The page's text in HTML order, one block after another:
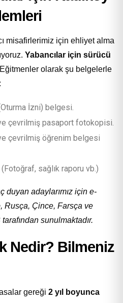
misafirlerimiz için ehliyet alma
Yabancılar için sürücü
Eğitmenler olarak şu belgelerle
İzni) belgesi.
çevrilmiş pasaport fotokopisi.
çevrilmiş öğrenim belgesi
sağlık raporu vb.)
duyan adaylarımız için e-
Rusça, Çince, Farsça ve
sunulmaktadır.
Nedir? Bilmeniz
gereği 2 yıl boyunca